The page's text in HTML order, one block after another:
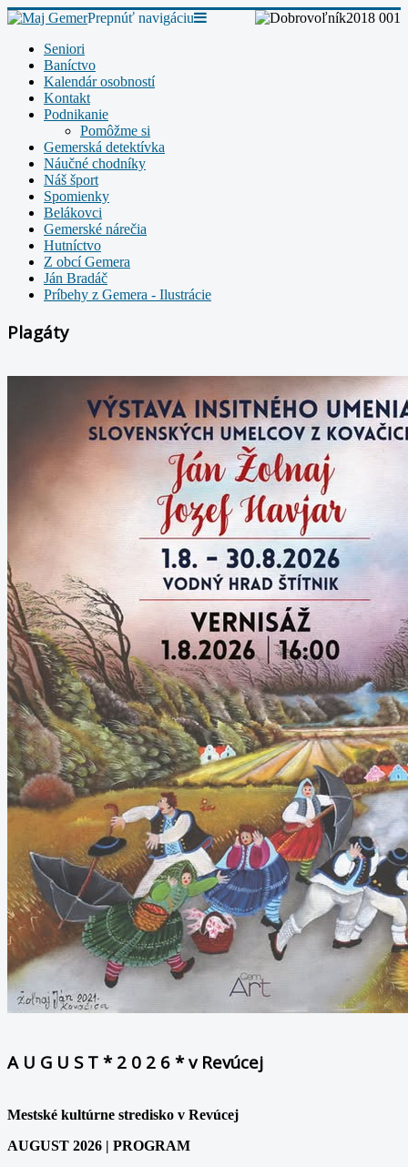
Prepnúť navigáciu
Seniori
Baníctvo
Kalendár osobností
Kontakt
Podnikanie
Pomôžme si
Gemerská detektívka
Náučné chodníky
Náš šport
Spomienky
Belákovci
Gemerské nárečia
Hutníctvo
Z obcí Gemera
Ján Bradáč
Príbehy z Gemera - Ilustrácie
Plagáty
A U G U S T * 2 0 2 6 * v Revúcej
Mestské kultúrne stredisko v Revúcej
AUGUST 2026 | PROGRAM